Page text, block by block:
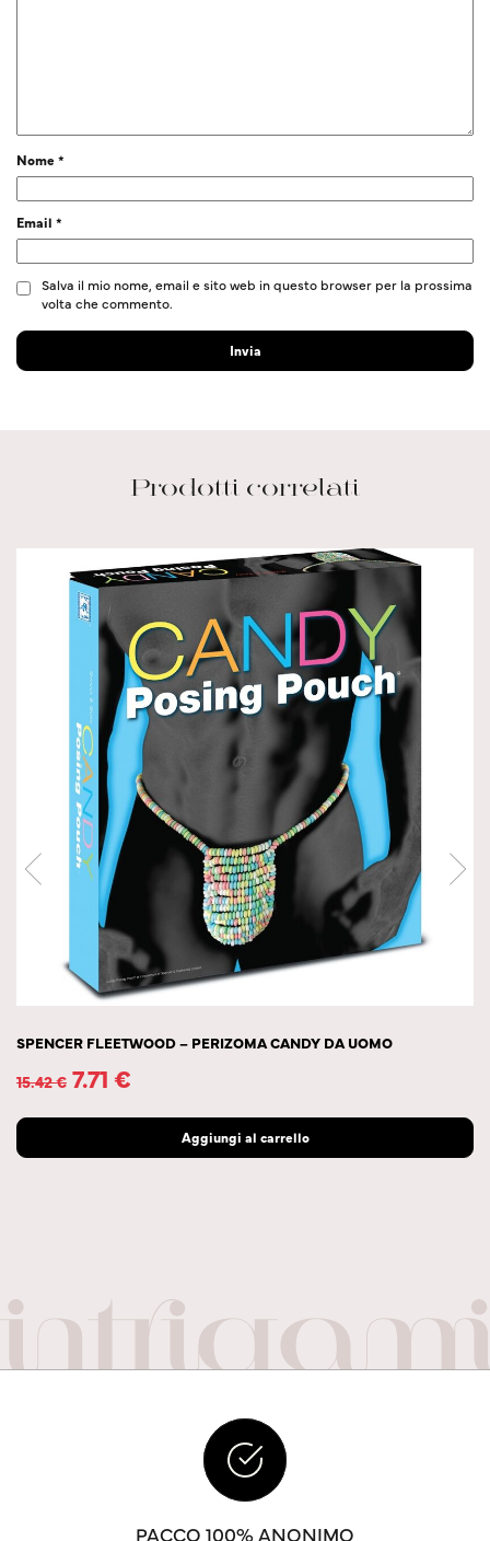
Nome*
Email *
Salva il mio nome, email e sito web in questo browser per la prossima
volta che commento.
Prodotti correlati
SPENCER FLEETWOOD – PERIZOMA CANDY DA UOMO
15.42€ 7.71 €
Aggiungi al carrello
PACCO 100% ANONIMO